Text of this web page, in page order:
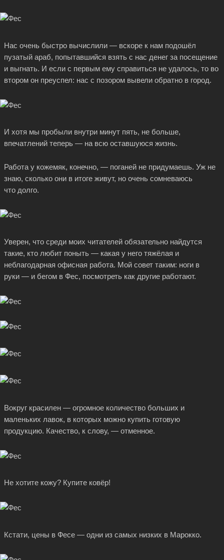
Нас очень быстро вычислили — вскоре к нам подошёл
пузатый араб, попытавшийся взять с нас денег за посещение
и выгнать. И если с первым ему справиться не удалось, то во
втором он преуспел: нас с позором вывели обратно в город.
И хотя мы пробыли внутри минут пять, не больше,
впечатлений теперь — на всю оставшуюся жизнь.
Работа у кожемяк, конечно, — поганей не придумаешь. Уж не
знаю, сколько они в итоге живут, но очень сомневаюсь
что долго.
Уверен, что среди моих читателей обязательно найдутся
такие, кто любит поныть — какая у него тяжёлая и
неблагодарная офисная работа. Мой совет таким: ноги в
руки — и бегом в Фес, посмотреть как другие работают.
Вокруг красилен — огромное количество больших и
маленьких лавок, в которых можно купить готовую
продукцию. Качество, к слову, — отменное.
Не хотите кожу? Купите ковёр!
Кстати, цены в Фесе — одни из самых низких в Марокко.